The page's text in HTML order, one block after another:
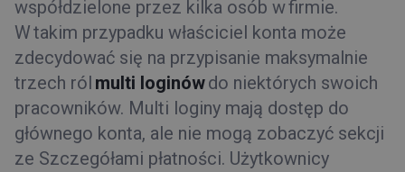
współdzielone przez kilka osób w firmie.
W takim przypadku właściciel konta może
zdecydować się na przypisanie maksymalnie
trzech ról multi loginówdo niektórych swoich
pracowników. Multi loginy mają dostęp do
głównego konta, ale nie mogą zobaczyć sekcji
ze Szczegółami płatności. Użytkownicy